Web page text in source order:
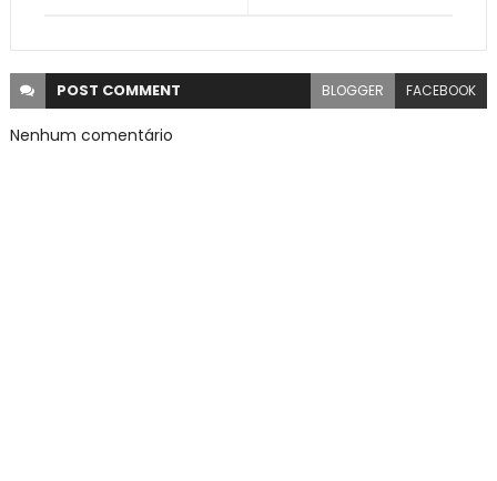
POST COMMENT BLOGGER FACEBOOK
Nenhum comentário